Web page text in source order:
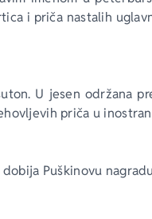
i priča nastalih
U jesen održana
priča u
Puškinovu